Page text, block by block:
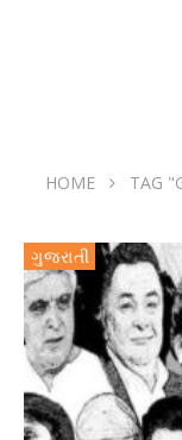
HOME TAG
ગુજરાતી